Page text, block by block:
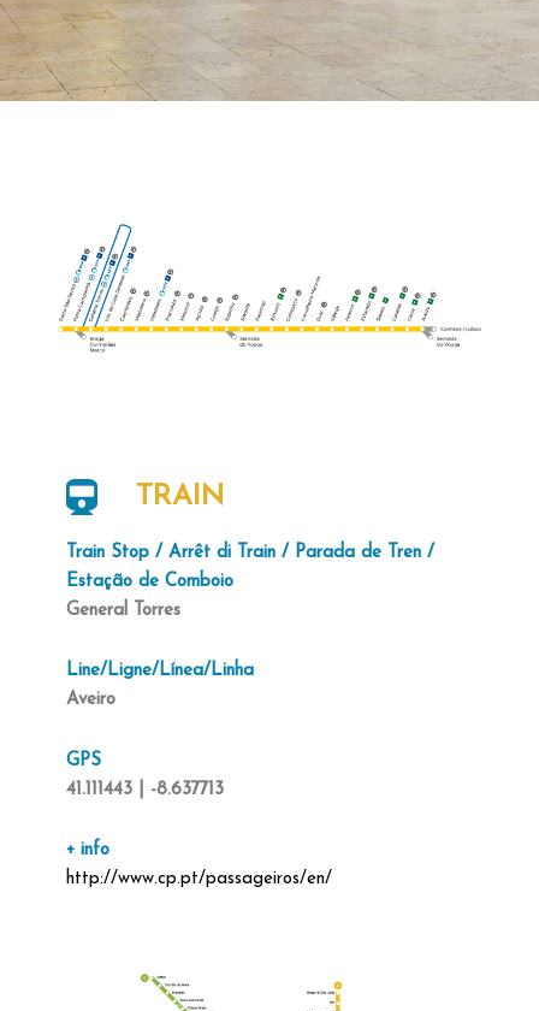
TRAIN
Train Stop / Arrêt di Train / Parada de Tren /
Estação de Comboio
General Torres
Line/Ligne/Línea/Linha
Aveiro
GPS
41.111443 | -8.637713
+ info
http://www.cp.pt/passageiros/en/